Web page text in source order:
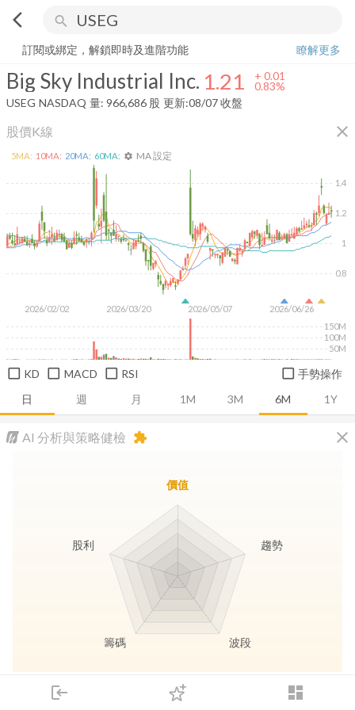
arrow_back_ios search
login dashboard
下單
Big Sky Industrial Inc.
訂閱或綁定，解鎖即時及進階功能
瞭解更多
Big Sky Industrial Inc. 1.21 + 0.01
0.83%
USEG NASDAQ 量: 966,686 股 更新:08/07 收盤
股價K線 close
日 週 月 1M 3M 6M 1Y
2026/02/02 2026/03/20 2026/05/07 2026/06/26
0.8
1
1.2
1.4
50M
100M
150M
5MA: 10MA: 20MA: 60MA: settings MA 設定
KD MACD RSI 手勢操作
AI 分析與策略健檢 close
extension
長線價值 存股收息
價值
趨勢
波段
籌碼
股利